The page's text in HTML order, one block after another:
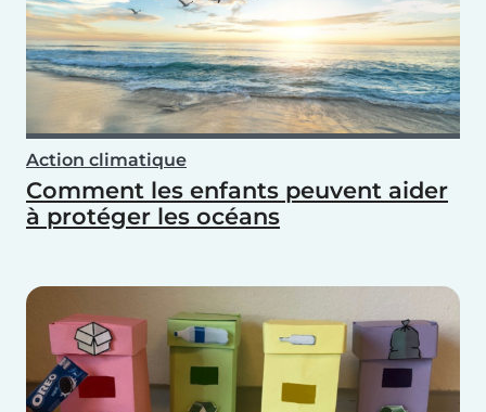
Action climatique
Comment les enfants peuvent aider
à protéger les océans